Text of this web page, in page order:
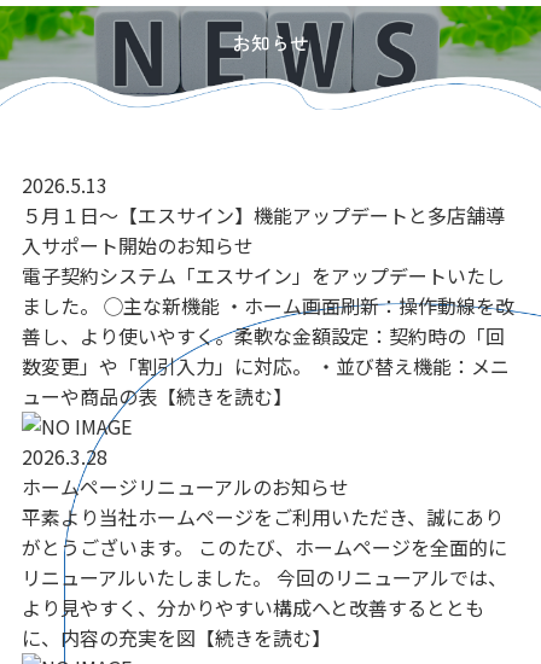
お知らせ
2026.5.13
５月１日～【エスサイン】機能アップデートと多店舗導
入サポート開始のお知らせ
電子契約システム「エスサイン」をアップデートいたし
ました。 ◯主な新機能 ・ホーム画面刷新：操作動線を改
善し、より使いやすく。柔軟な金額設定：契約時の「回
数変更」や「割引入力」に対応。 ・並び替え機能：メニ
ューや商品の表【続きを読む】
2026.3.28
ホームページリニューアルのお知らせ
平素より当社ホームページをご利用いただき、誠にあり
がとうございます。 このたび、ホームページを全面的に
リニューアルいたしました。 今回のリニューアルでは、
より見やすく、分かりやすい構成へと改善するととも
に、内容の充実を図【続きを読む】